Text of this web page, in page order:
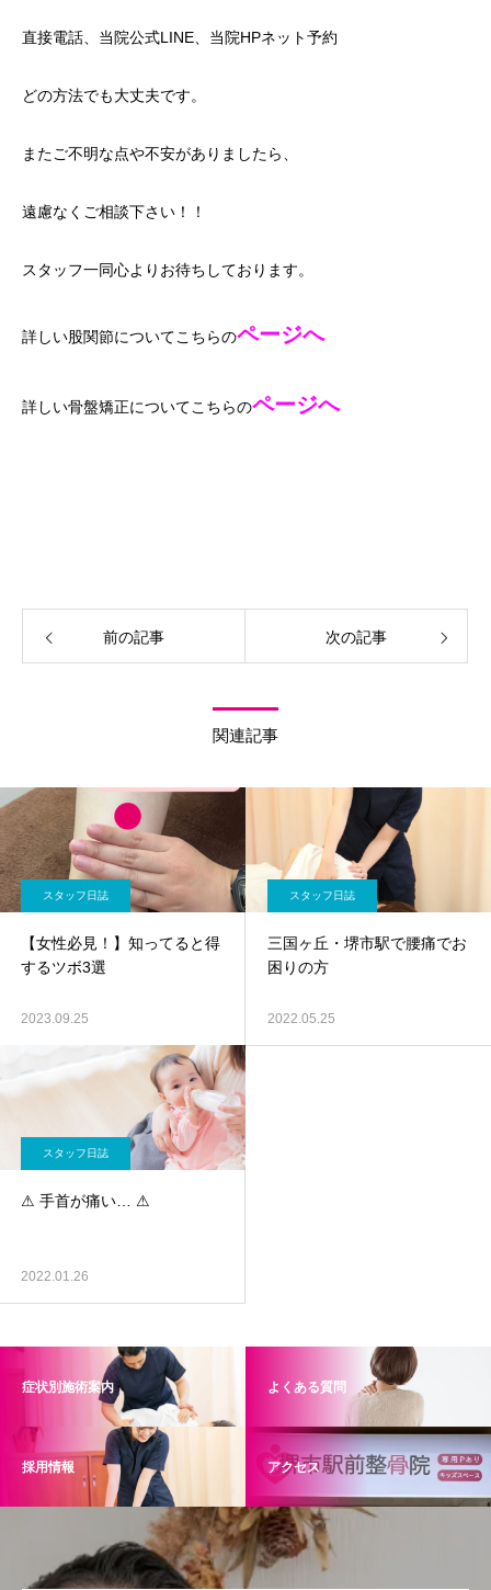
直接電話、当院公式LINE、当院HPネット予約
どの方法でも大丈夫です。
またご不明な点や不安がありましたら、
遠慮なくご相談下さい！！
スタッフ一同心よりお待ちしております。
詳しい股関節についてこちらのページへ
詳しい骨盤矯正についてこちらのページへ
前の記事 次の記事
関連記事
スタッフ日誌
【女性必見！】知ってると得
するツボ3選
2023.09.25
スタッフ日誌
三国ヶ丘・堺市駅で腰痛でお
困りの方
2022.05.25
スタッフ日誌
⚠ 手首が痛い… ⚠
2022.01.26
症状別施術案内 よくある質問
採用情報 アクセス